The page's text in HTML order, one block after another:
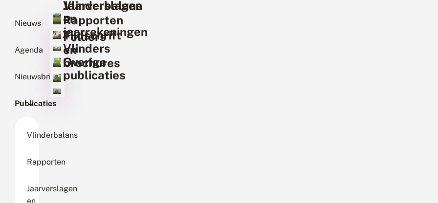
Nieuws
Agenda
Nieuwsbrief
Publicaties
Vlinderbalans
Rapporten
Jaarverslagen
en
Vlinderbalans
Rapporten
Jaarverslagen
en
jaarrekeningen
Tijdschrift
Vlinders
Folders
en
brochures
Overige
publicaties